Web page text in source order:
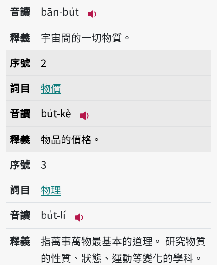
音讀
bān-bu̍t
播放音讀bān-bu̍t
釋義
宇宙間的一切物質。
序號2物價
序號
2
詞目
物價
音讀
bu̍t-kè
釋義
物品的價格。
序號3物理
序號
3
詞目
物理
音讀
bu̍t-lí
播放音讀bu̍t-lí
釋義 指萬事萬物最基本的道理。 研究物質
的性質、狀態、運動等變化的學科。